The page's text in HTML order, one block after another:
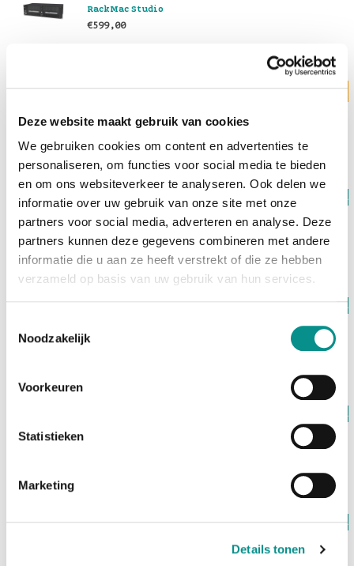
Deze website maakt gebruik van cookies
We gebruiken cookies om content en advertenties te
personaliseren, om functies voor social media te bieden
en om ons websiteverkeer te analyseren. Ook delen we
informatie over uw gebruik van onze site met onze
partners voor social media, adverteren en analyse. Deze
partners kunnen deze gegevens combineren met andere
informatie die u aan ze heeft verstrekt of die ze hebben
verzameld op basis van uw gebruik van hun services.
Noodzakelijk
Voorkeuren
Statistieken
Marketing
Details tonen
RackMac Studio
€599,00
Levertijd 3 werkdagen
€1.499,00
Sonnet
MacCuff Studio
€109,00
Op voorraad
OWC Thunderbolt 5 Hub
Op voorraad